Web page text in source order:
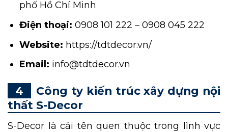
phố Hồ Chí Minh
Điện thoại: 0908 101 222 – 0908 045 222
Website: https://tdtdecor.vn/
Email: info@tdtdecor.vn
Công ty kiến trúc xây dựng nội
thất S-Decor
S-Decor là cái tên quen thuộc trong lĩnh vực